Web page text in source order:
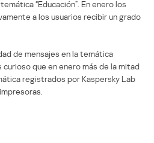
“Educación”. En enero los
a los usuarios recibir un grado
de mensajes en la temática
curioso que en enero más de la mitad
registrados por Kaspersky Lab